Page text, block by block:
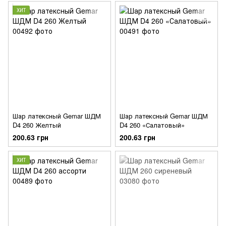
ХИТ
Шар латексный Gemar ШДМ
D4 260 Желтый
200.63 грн
Шар латексный Gemar ШДМ
D4 260 «Салатовый»
200.63 грн
ХИТ